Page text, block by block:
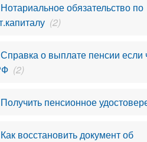
Нотариальное обязательство по
(2)
Справка о выплате пенсии если
(2)
Получить пенсионное
Как восстановить документ об